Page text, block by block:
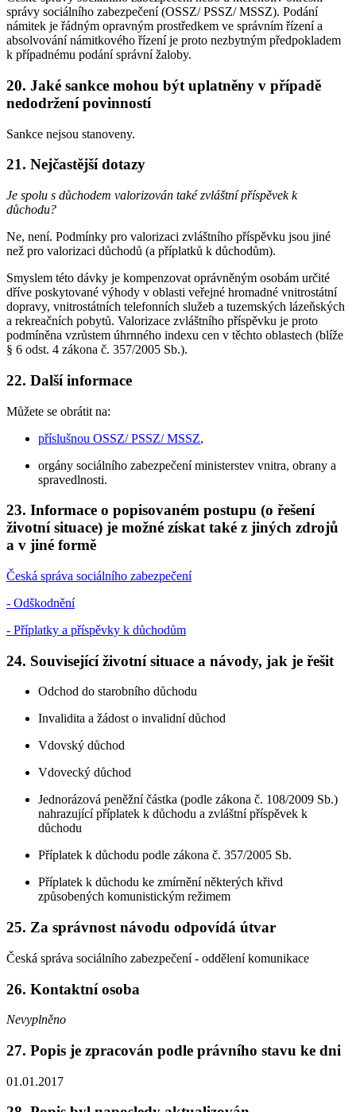
správy sociálního zabezpečení (OSSZ/ PSSZ/ MSSZ). Podání
námitek je řádným opravným prostředkem ve správním řízení a
absolvování námitkového řízení je proto nezbytným předpokladem
k případnému podání správní žaloby.
20. Jaké sankce mohou být uplatněny v případě
nedodržení povinností
Sankce nejsou stanoveny.
21. Nejčastější dotazy
Je spolu s důchodem valorizován také zvláštní příspěvek k
důchodu?
Ne, není. Podmínky pro valorizaci zvláštního příspěvku jsou jiné
než pro valorizaci důchodů (a příplatků k důchodům).
Smyslem této dávky je kompenzovat oprávněným osobám určité
dříve poskytované výhody v oblasti veřejné hromadné vnitrostátní
dopravy, vnitrostátních telefonních služeb a tuzemských lázeňských
a rekreačních pobytů. Valorizace zvláštního příspěvku je proto
podmíněna vzrůstem úhrnného indexu cen v těchto oblastech (blíže
§ 6 odst. 4 zákona č. 357/2005 Sb.).
22. Další informace
Můžete se obrátit na:
příslušnou OSSZ/ PSSZ/ MSSZ,
orgány sociálního zabezpečení ministerstev vnitra, obrany a
spravedlnosti.
23. Informace o popisovaném postupu (o řešení
životní situace) je možné získat také z jiných zdrojů
a v jiné formě
Česká správa sociálního zabezpečení
- Odškodnění
- Příplatky a příspěvky k důchodům
24. Související životní situace a návody, jak je řešit
Odchod do starobního důchodu
Invalidita a žádost o invalidní důchod
Vdovský důchod
Vdovecký důchod
Jednorázová peněžní částka (podle zákona č. 108/2009 Sb.)
nahrazující příplatek k důchodu a zvláštní příspěvek k
důchodu
Příplatek k důchodu podle zákona č. 357/2005 Sb.
Příplatek k důchodu ke zmírnění některých křivd
způsobených komunistickým režimem
25. Za správnost návodu odpovídá útvar
Česká správa sociálního zabezpečení - oddělení komunikace
26. Kontaktní osoba
Nevyplněno
27. Popis je zpracován podle právního stavu ke dni
01.01.2017